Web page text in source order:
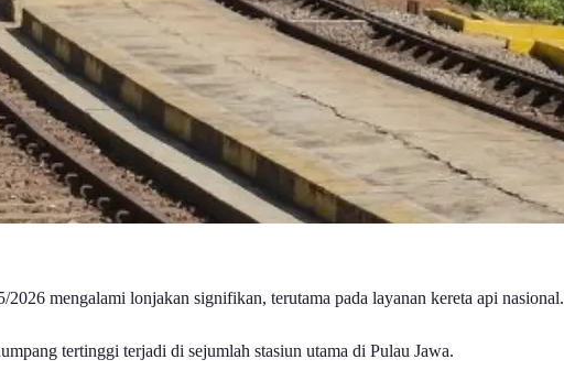
mengalami lonjakan signifikan, terutama pada layanan kereta api nasional.
tertinggi terjadi di sejumlah stasiun utama di Pulau Jawa.